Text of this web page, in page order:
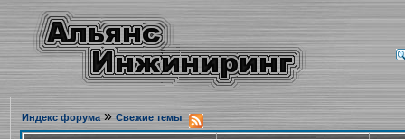
Индекс форума» Свежие темы